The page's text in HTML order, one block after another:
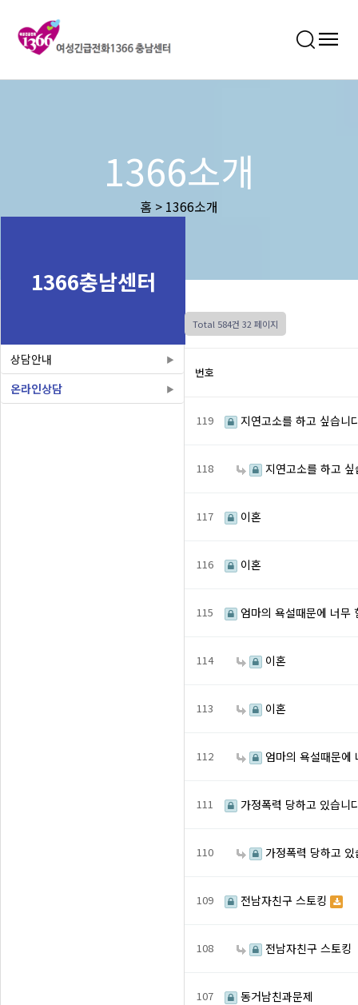
1366소개
홈 > 1366소개
1366충남센터
상담안내
온라인상담
Total 584건 32 페이지
번호
119 지연고소를 하고 싶습니
118 지연고소를 하고
117 이혼
116 이혼
115 엄마의 욕설때문에 너무
114 이혼
113 이혼
112 엄마의 욕설때문에
111 가정폭력 당하고 있습니
110 가정폭력 당하고
109 전남자친구 스토킹
108 전남자친구 스토킹
107 동거남친과문제